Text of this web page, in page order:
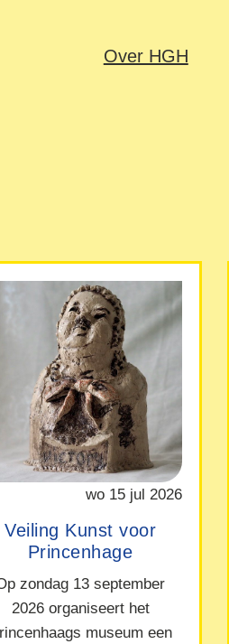
Over HGH
wo 15 jul 2026
Veiling Kunst voor
Princenhage
zondag 13 september
2026 organiseert het
museum een